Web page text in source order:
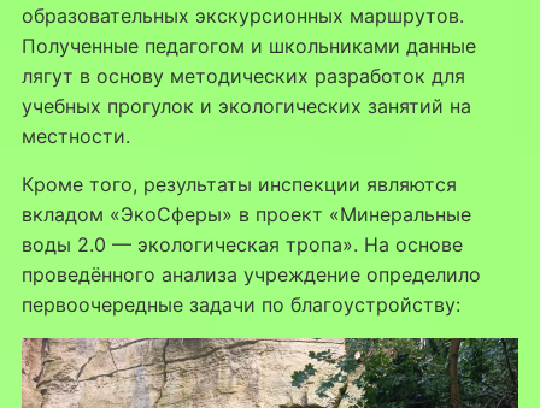
образовательных экскурсионных маршрутов.
Полученные педагогом и школьниками данные
лягут в основу методических разработок для
учебных прогулок и экологических занятий на
местности.
Кроме того, результаты инспекции являются
вкладом «ЭкоСферы» в проект «Минеральные
воды 2.0 — экологическая тропа». На основе
проведённого анализа учреждение определило
первоочередные задачи по благоустройству: